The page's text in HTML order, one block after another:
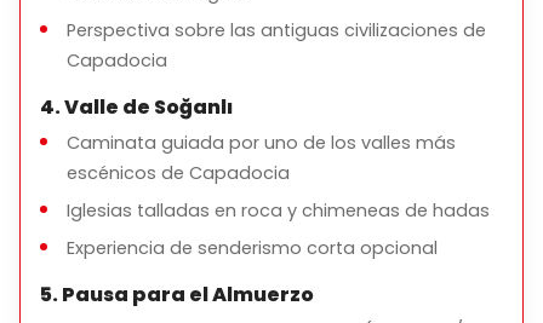
Guía turístico profesional con licencia
Qué No Incluye
Entradas a museos y sitios arqueológicos
Perspectiva sobre las antiguas civilizaciones de
Capadocia
4. Valle de Soğanlı
Caminata guiada por uno de los valles más
escénicos de Capadocia
Iglesias talladas en roca y chimeneas de hadas
Experiencia de senderismo corta opcional
5. Pausa para el Almuerzo